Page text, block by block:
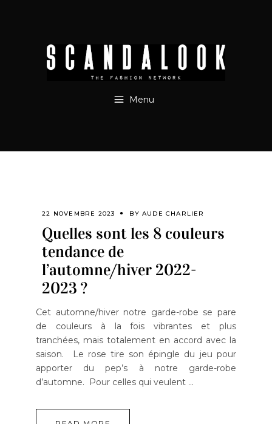
Menu
22 NOVEMBRE 2023 BY AUDE CHARLIER
Quelles sont les 8 couleurs
tendance de
l’automne/hiver 2022-
2023 ?
Cet automne/hiver notre garde-robe se pare
de couleurs à la fois vibrantes et plus
tranchées, mais totalement en accord avec la
saison. Le rose tire son épingle du jeu pour
apporter du pep’s à notre garde-robe
d’automne. Pour celles qui veulent